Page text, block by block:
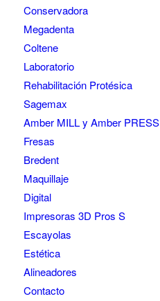
Conservadora
Megadenta
Coltene
Laboratorio
Rehabilitación Protésica
Sagemax
Amber MILL y Amber PRESS
Fresas
Bredent
Maquillaje
Digital
Impresoras 3D Pros S
Escayolas
Estética
Alineadores
Contacto